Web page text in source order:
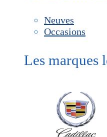
Neuves
Occasions
Les marques